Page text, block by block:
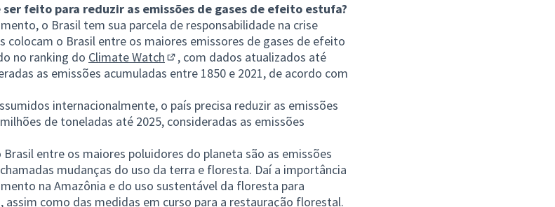
feito para reduzir as emissões de gases de efeito estufa?
o Brasil tem sua parcela de responsabilidade na crise
colocam o Brasil entre os maiores emissores de gases de efeito
no ranking do Climate Watch
(Link externo)
,com dados atualizados até
as emissões acumuladas entre 1850 e 2021, de acordo com
internacionalmente, o país precisa reduzir as emissões
de toneladas até 2025, consideradas as emissões
entre os maiores poluidores do planeta são as emissões
mudanças do uso da terra e floresta. Daí a importância
na Amazônia e do uso sustentável da floresta para
como das medidas em curso para a restauração florestal.